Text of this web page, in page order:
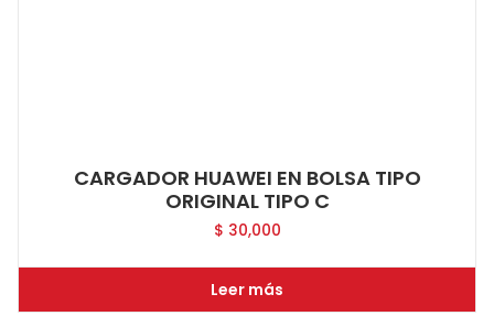
CARGADOR HUAWEI EN BOLSA TIPO
ORIGINAL TIPO C
$ 30,000
Leer más